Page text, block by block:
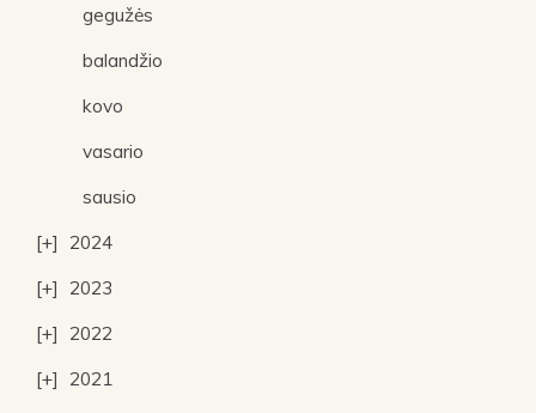
gegužės
balandžio
kovo
vasario
sausio
2024
2023
2022
2021